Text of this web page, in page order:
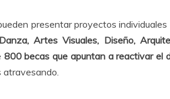
presentar proyectos individuales
Artes Visuales, Diseño,
800 becas que apuntan a reactivar el